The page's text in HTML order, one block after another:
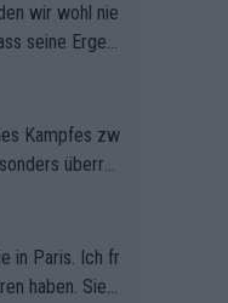
wir wohl nie
seine Ergeb
Kampfes zw
überras
in Paris. Ich fr
haben. Sie s